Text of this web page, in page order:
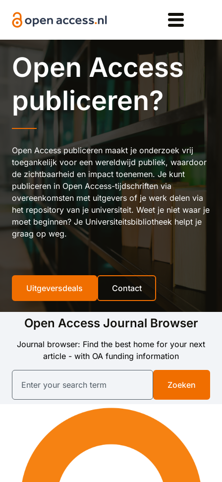
Open Access
publiceren?
Open Access publiceren maakt je onderzoek vrij
toegankelijk voor een wereldwijd publiek, waardoor
de zichtbaarheid en impact toenemen. Je kunt
publiceren in Open Access-tijdschriften via
overeenkomsten met uitgevers of je werk delen via
het repository van je universiteit. Weet je niet waar je
moet beginnen? Je Universiteitsbibliotheek helpt je
graag op weg.
Uitgeversdeals Contact
Open Access Journal Browser
Journal browser: Find the best home for your next
article - with OA funding information